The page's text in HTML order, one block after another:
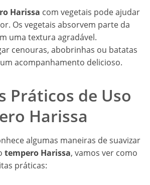
Harissa com vegetais pode ajudar
Os vegetais absorvem parte da
uma textura agradável.
cenouras, abobrinhas ou batatas
acompanhamento delicioso.
Práticos de Uso
Harissa
algumas maneiras de suavizar
tempero Harissa, vamos ver como
práticas: